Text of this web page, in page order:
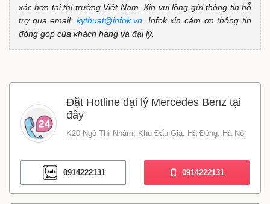
xác hơn tại thị trường Việt Nam. Xin vui lòng gửi thông tin hỗ
trợ qua email: kythuat@infok.vn. Infok xin cám ơn thông tin
đóng góp của khách hàng và đại lý.
Đặt Hotline đại lý Mercedes Benz tại
đây
K20 Ngô Thì Nhậm, Khu Đấu Giá, Hà Đông, Hà Nội
0914222131 0914222131